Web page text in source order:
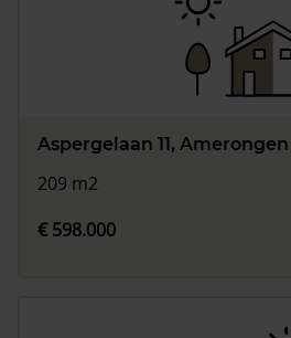
Aspergelaan 11, Amerongen
209 m2
€ 598.000